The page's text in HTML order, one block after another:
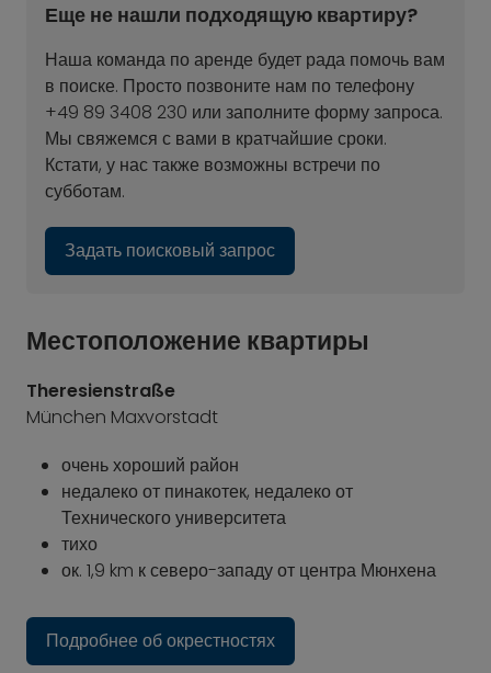
Еще не нашли подходящую квартиру?
Наша команда по аренде будет рада помочь вам
в поиске. Просто позвоните нам по телефону
+49 89 3408 230 или заполните форму запроса.
Мы свяжемся с вами в кратчайшие сроки.
Кстати, у нас также возможны встречи по
субботам.
Задать поисковый запрос
Местоположение квартиры
Theresienstraße
München Maxvorstadt
очень хороший район
недалеко от пинакотек, недалеко от
Технического университета
тихо
ок. 1,9 km к северо-западу от центра Мюнхена
Подробнее об окрестностях